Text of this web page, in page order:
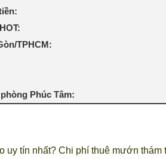
TPHCM:
Phúc Tâm:
uy tín nhất? Chi phí thuê mướn thám